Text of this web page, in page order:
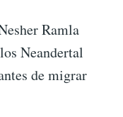
Ramla
Neandertal
de migrar